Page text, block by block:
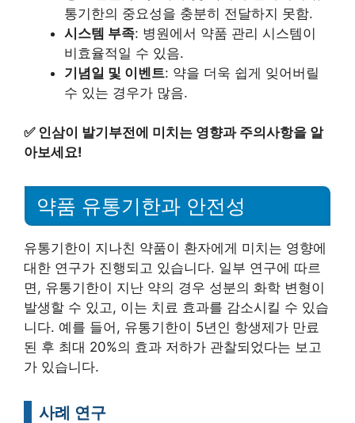
통기한의 중요성을 충분히 전달하지 못함.
시스템 부족: 병원에서 약품 관리 시스템이
비효율적일 수 있음.
기념일 및 이벤트: 약을 더욱 쉽게 잊어버릴
수 있는 경우가 많음.
✅ 인삼이 발기부전에 미치는 영향과 주의사항을 알
아보세요!
약품 유통기한과 안전성
유통기한이 지나친 약품이 환자에게 미치는 영향에
대한 연구가 진행되고 있습니다. 일부 연구에 따르
면, 유통기한이 지난 약의 경우 성분의 화학 변형이
발생할 수 있고, 이는 치료 효과를 감소시킬 수 있습
니다. 예를 들어, 유통기한이 5년인 항생제가 만료
된 후 최대 20%의 효과 저하가 관찰되었다는 보고
가 있습니다.
사례 연구